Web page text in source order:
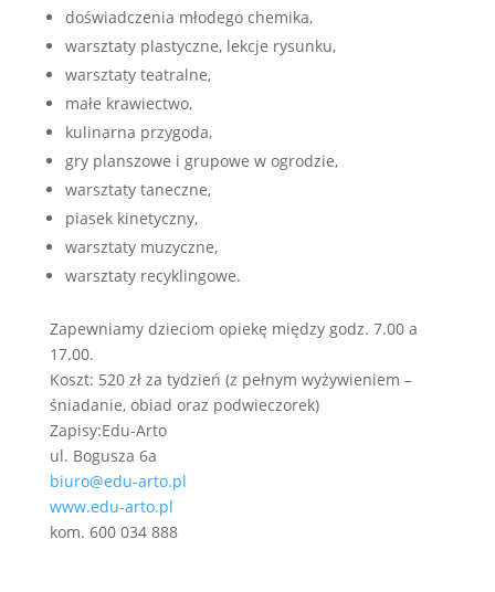
doświadczenia młodego chemika,
warsztaty plastyczne, lekcje rysunku,
warsztaty teatralne,
małe krawiectwo,
kulinarna przygoda,
gry planszowe i grupowe w ogrodzie,
warsztaty taneczne,
piasek kinetyczny,
warsztaty muzyczne,
warsztaty recyklingowe.
Zapewniamy dzieciom opiekę między godz. 7.00 a
17.00.
Koszt: 520 zł za tydzień (z pełnym wyżywieniem –
śniadanie, obiad oraz podwieczorek)
Zapisy:Edu-Arto
ul. Bogusza 6a
biuro@edu-arto.pl
www.edu-arto.pl
kom. 600 034 888